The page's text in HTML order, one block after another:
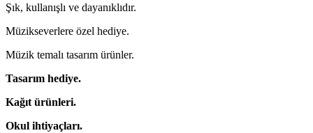
Şık, kullanışlı ve dayanıklıdır.
Müzikseverlere özel hediye.
Müzik temalı tasarım ürünler.
Tasarım hediye.
Kağıt ürünleri.
Okul ihtiyaçları.